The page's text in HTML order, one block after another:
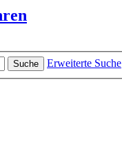
Suche
Erweiterte Suche